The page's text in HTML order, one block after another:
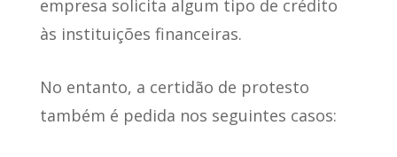
empresa solicita algum tipo de crédito
às instituições financeiras.
No entanto, a certidão de protesto
também é pedida nos seguintes casos: